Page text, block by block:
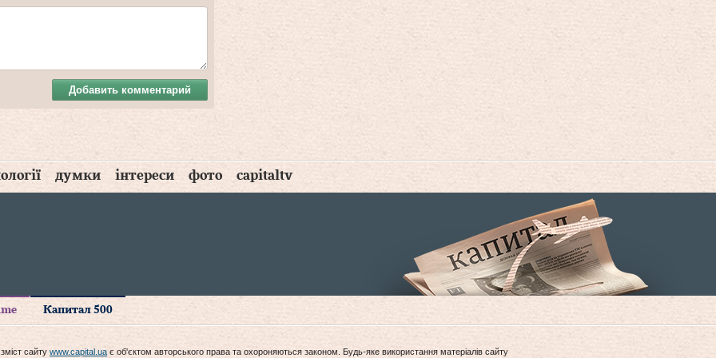
Добавить комментарий
думки інтереси фото capitaltv
Капитал 500
сайту www.capital.ua є об'єктом авторського права та охороняються законом. Будь-яке використання матеріалів сайту